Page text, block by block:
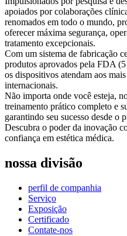
apoiados por colaborações
renomados em todo o mundo,
oferecer máxima segurança,
tratamento excepcionais.
Com um sistema de fabricação
produtos aprovados pela FDA
os dispositivos atendam aos
internacionais.
Não importa onde você esteja,
treinamento prático completo e
garantindo seu sucesso desde o
Descubra o poder da inovação
confiança em estética médica.
nossa divisão
perfil de companhia
Serviço
Exposição
Certificado
Contate-nos